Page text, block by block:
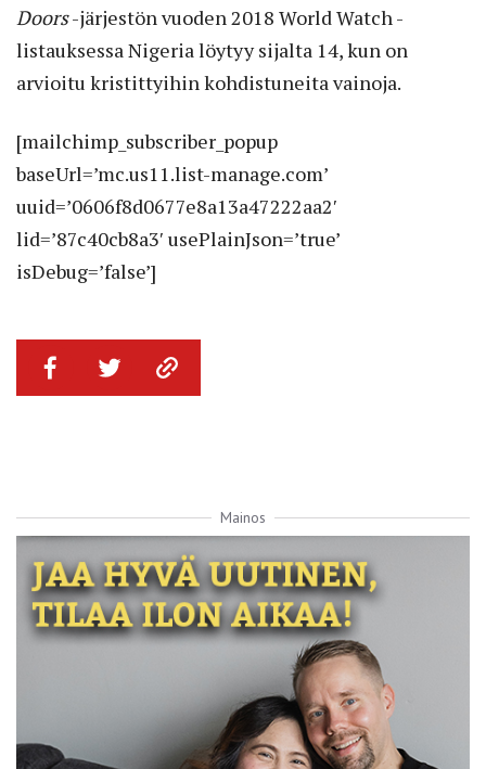
Doors-järjestön vuoden 2018 World Watch -
listauksessa Nigeria löytyy sijalta 14, kun on
arvioitu kristittyihin kohdistuneita vainoja.
[mailchimp_subscriber_popup
baseUrl=’mc.us11.list-manage.com’
uuid=’0606f8d0677e8a13a47222aa2′
lid=’87c40cb8a3′ usePlainJson=’true’
isDebug=’false’]
Mainos